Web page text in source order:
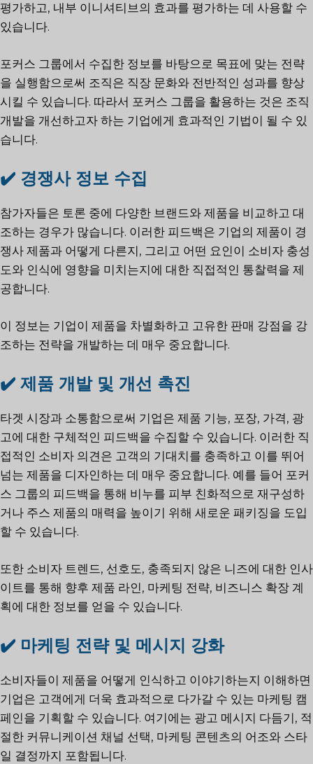
평가하고, 내부 이니셔티브의 효과를 평가하는 데 사용할 수
있습니다.
포커스 그룹에서 수집한 정보를 바탕으로 목표에 맞는 전략
을 실행함으로써 조직은 직장 문화와 전반적인 성과를 향상
시킬 수 있습니다. 따라서 포커스 그룹을 활용하는 것은 조직
개발을 개선하고자 하는 기업에게 효과적인 기법이 될 수 있
습니다.
✔️ 경쟁사 정보 수집
참가자들은 토론 중에 다양한 브랜드와 제품을 비교하고 대
조하는 경우가 많습니다. 이러한 피드백은 기업의 제품이 경
쟁사 제품과 어떻게 다른지, 그리고 어떤 요인이 소비자 충성
도와 인식에 영향을 미치는지에 대한 직접적인 통찰력을 제
공합니다.
이 정보는 기업이 제품을 차별화하고 고유한 판매 강점을 강
조하는 전략을 개발하는 데 매우 중요합니다.
✔️ 제품 개발 및 개선 촉진
타겟 시장과 소통함으로써 기업은 제품 기능, 포장, 가격, 광
고에 대한 구체적인 피드백을 수집할 수 있습니다. 이러한 직
접적인 소비자 의견은 고객의 기대치를 충족하고 이를 뛰어
넘는 제품을 디자인하는 데 매우 중요합니다. 예를 들어 포커
스 그룹의 피드백을 통해 비누를 피부 친화적으로 재구성하
거나 주스 제품의 매력을 높이기 위해 새로운 패키징을 도입
할 수 있습니다.
또한 소비자 트렌드, 선호도, 충족되지 않은 니즈에 대한 인사
이트를 통해 향후 제품 라인, 마케팅 전략, 비즈니스 확장 계
획에 대한 정보를 얻을 수 있습니다.
✔️ 마케팅 전략 및 메시지 강화
소비자들이 제품을 어떻게 인식하고 이야기하는지 이해하면
기업은 고객에게 더욱 효과적으로 다가갈 수 있는 마케팅 캠
페인을 기획할 수 있습니다. 여기에는 광고 메시지 다듬기, 적
절한 커뮤니케이션 채널 선택, 마케팅 콘텐츠의 어조와 스타
일 결정까지 포함됩니다.